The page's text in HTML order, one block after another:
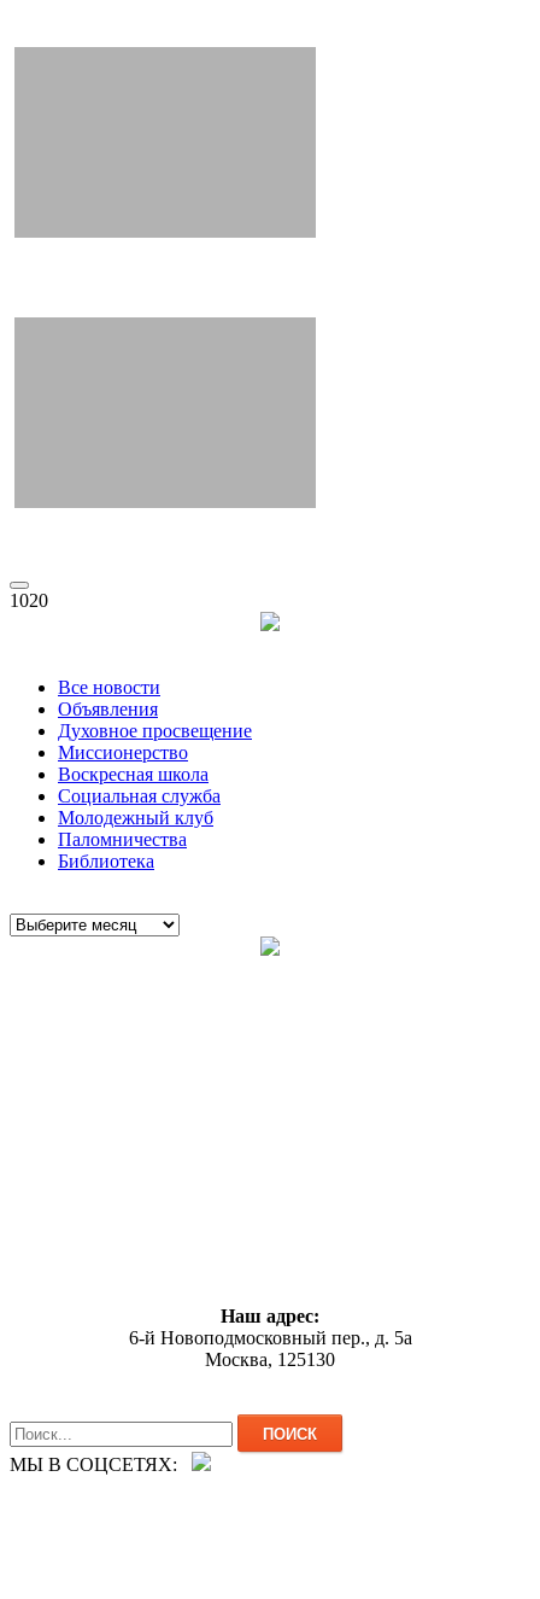
1020
Все новости
Объявления
Духовное просвещение
Миссионерство
Воскресная школа
Социальная служба
Молодежный клуб
Паломничества
Библиотека
Наш адрес:
6-й Новоподмосковный пер., д. 5а
Москва, 125130
МЫ В СОЦСЕТЯХ: